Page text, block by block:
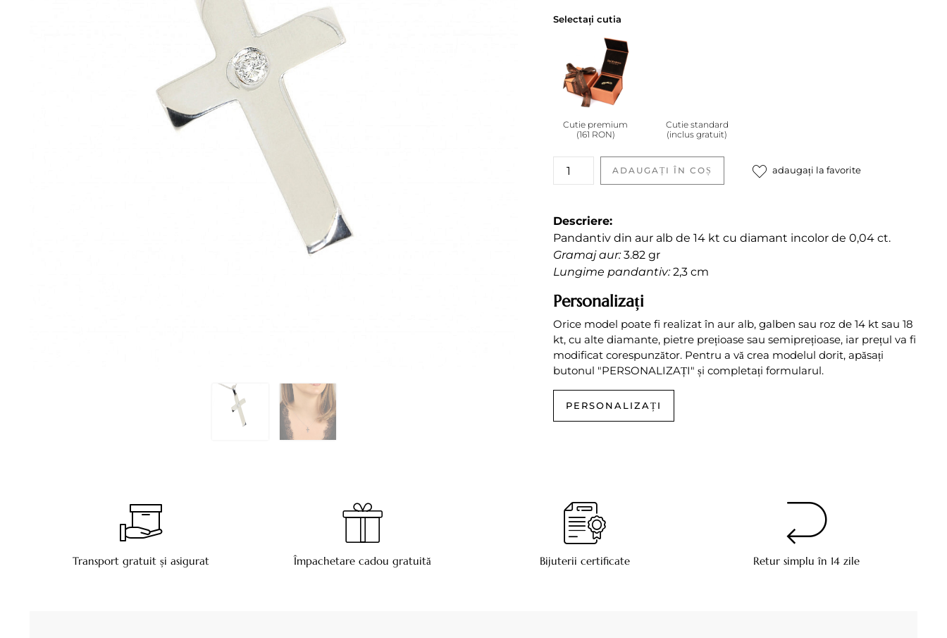
Selectați cutia
Cutie premium
(161 RON)
Cutie standard
(inclus gratuit)
Pandantiv
cu
quantity
ADAUGAȚI ÎN COȘ adaugați la favorite
Descriere:
Pandantiv din aur alb de 14 kt cu diamant incolor de 0,04 ct.
Gramaj aur:3.82 gr
Lungime pandantiv:2,3 cm
Personalizați
Orice model poate fi realizat în aur alb, galben sau roz de 14 kt sau 18
kt, cu alte diamante, pietre prețioase sau semiprețioase, iar prețul va fi
modificat corespunzător. Pentru a vă crea modelul dorit, apăsați
butonul "PERSONALIZAȚI" și completați formularul.
PERSONALIZAȚI
Transport gratuit și asigurat Împachetare cadou gratuită Bijuterii certificate Retur simplu în 14 zile